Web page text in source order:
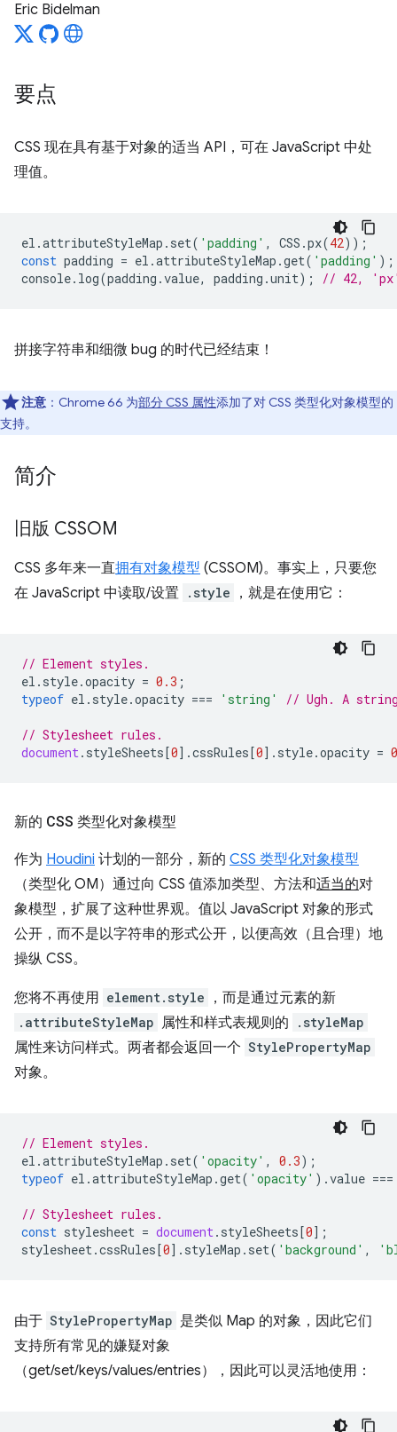
Eric Bidelman
要点
CSS 现在具有基于对象的适当 API，可在 JavaScript 中处
理值。
el .attributeStyleMap . set( 'padding' , CSS .px(42));
const padding = el .attributeStyleMap .get( 'padding' );
console. log(padding .value, padding .unit); // 42,
拼接字符串和细微 bug 的时代已经结束！
注意 ：Chrome 66 为部分 CSS 属性添加了对 CSS 类型化对象模型的
支持。
简介
旧版 CSSOM
CSS 多年来一直拥有对象模型 (CSSOM)。事实上，只要您
在 JavaScript 中读取/设置 .style ，就是在使用它：
// Element styles.
el . style.opacity = 0.3 ;
typeof el . style.opacity === 'string' // Ugh. A
// Stylesheet rules.
document. styleSheets[0].cssRules[0]. style.opacity =
新的 CSS 类型化对象模型
作为 Houdini 计划的一部分，新的 CSS 类型化对象模型
（类型化 OM）通过向 CSS 值添加类型、方法和适当的对
象模型，扩展了这种世界观。值以 JavaScript 对象的形式
公开，而不是以字符串的形式公开，以便高效（且合理）地
操纵 CSS。
您将不再使用 element.style ，而是通过元素的新
.attributeStyleMap 属性和样式表规则的 .styleMap
属性来访问样式。两者都会返回一个 StylePropertyMap
对象。
// Element styles.
el .attributeStyleMap . set( 'opacity' , 0.3);
typeof el .attributeStyleMap .get( 'opacity' ).value ===
// Stylesheet rules.
const stylesheet = document. styleSheets[0];
stylesheet.cssRules[0]. styleMap . set( 'background' ,
由于 StylePropertyMap 是类似 Map 的对象，因此它们
支持所有常见的嫌疑对象
（get/set/keys/values/entries），因此可以灵活地使用：